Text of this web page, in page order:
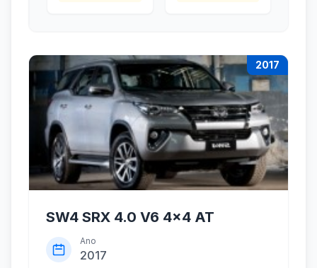
2017
SW4 SRX 4.0 V6 4x4 AT
Ano
2017